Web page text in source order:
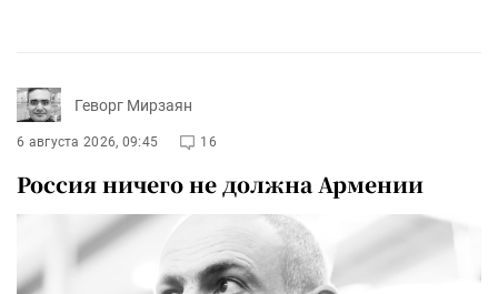
Геворг Мирзаян
6 августа 2026, 09:45 16
Россия ничего не должна Армении